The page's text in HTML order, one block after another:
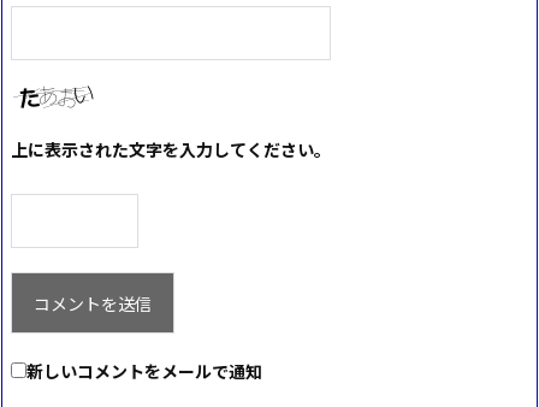
上に表示された文字を入力してください。
新しいコメントをメールで通知